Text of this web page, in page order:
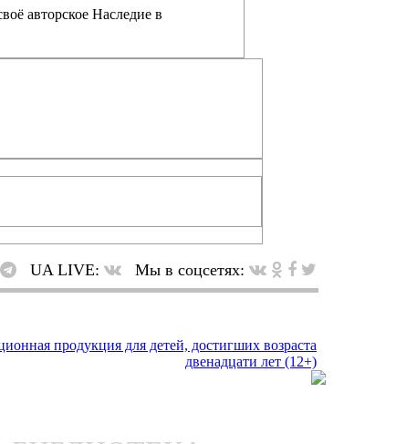
авторское Наследие в
UA LIVE: Мы в соцсетях: